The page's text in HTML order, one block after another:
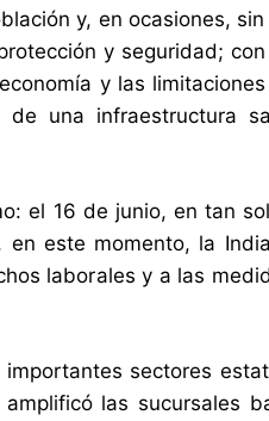
y, en ocasiones,
y seguridad;
y las
una infraestructura
el 16 de junio, en tan
este momento, la
laborales y a las
sectores
las sucursales